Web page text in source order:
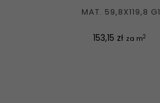
MAT. 59,8X119,8 G1
Cena
153,15 zł za m2